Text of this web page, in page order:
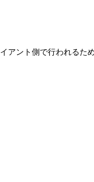
ント側で行われるた